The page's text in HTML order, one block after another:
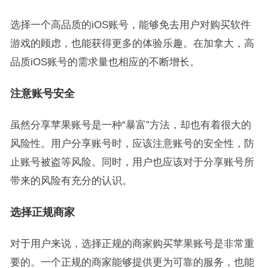
选择一个高品质的iOS账号，能够免去用户对购买软件
游戏的顾虑，也能获得更多的体验乐趣。在加拿大，高
品质iOS账号的需求量也相应的不断增长。
注意账号安全
虽然分享苹果账号是一种“暴富”方法，却也有着很大的
风险性。用户分享账号时，应该注意账号的安全性，防
止账号被盗等风险。同时，用户也应该对于分享账号所
带来的风险有充分的认识。
选择正规商家
对于用户来说，选择正规的商家购买苹果账号是非常重
要的。一个正规的商家能够提供更为可靠的服务，也能